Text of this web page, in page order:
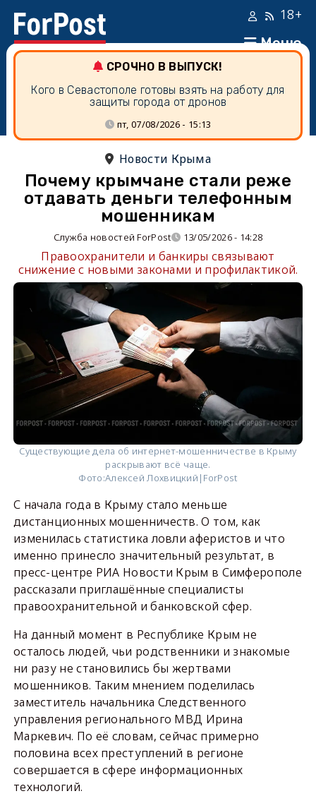
Меню
18+
СРОЧНО В ВЫПУСК!
Кого в Севастополе готовы взять на работу для
защиты города от дронов
пт, 07/08/2026 - 15:13
Новости Крыма
Почему крымчане стали реже
отдавать деньги телефонным
мошенникам
Служба новостей ForPost 13/05/2026 - 14:28
Правоохранители и банкиры связывают
снижение с новыми законами и профилактикой.
Существующие дела об интернет-мошенничестве в Крыму
раскрывают всё чаще.
Фото:Алексей Лохвицкий|ForPost
С начала года в Крыму стало меньше
дистанционных мошенничеств. О том, как
изменилась статистика ловли аферистов и что
именно принесло значительный результат, в
пресс-центре РИА Новости Крым в Симферополе
рассказали приглашённые специалисты
правоохранительной и банковской сфер.
На данный момент в Республике Крым не
осталось людей, чьи родственники и знакомые
ни разу не становились бы жертвами
мошенников. Таким мнением поделилась
заместитель начальника Следственного
управления регионального МВД Ирина
Маркевич. По её словам, сейчас примерно
половина всех преступлений в регионе
совершается в сфере информационных
технологий.